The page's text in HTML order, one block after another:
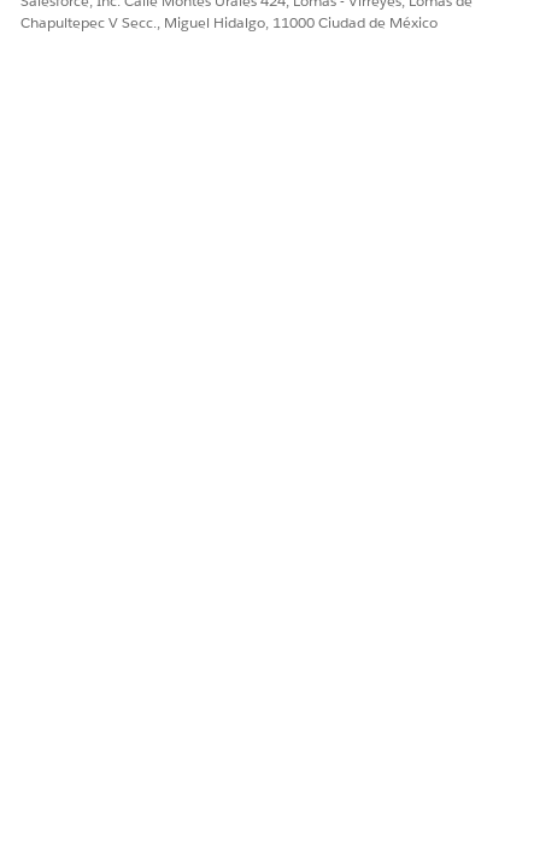
Chapultepec V Secc., Miguel Hidalgo, 11000 Ciudad de México